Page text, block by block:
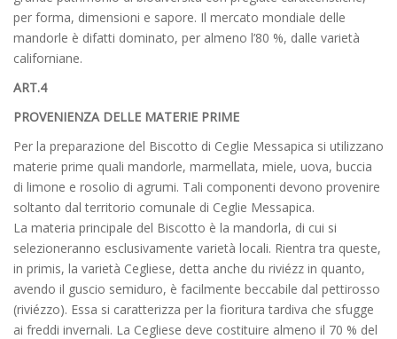
per forma, dimensioni e sapore. Il mercato mondiale delle
mandorle è difatti dominato, per almeno l’80 %, dalle varietà
californiane.
ART.4
PROVENIENZA DELLE MATERIE PRIME
Per la preparazione del Biscotto di Ceglie Messapica si utilizzano
materie prime quali mandorle, marmellata, miele, uova, buccia
di limone e rosolio di agrumi. Tali componenti devono provenire
soltanto dal territorio comunale di Ceglie Messapica.
La materia principale del Biscotto è la mandorla, di cui si
selezioneranno esclusivamente varietà locali. Rientra tra queste,
in primis, la varietà Cegliese, detta anche du riviézz in quanto,
avendo il guscio semiduro, è facilmente beccabile dal pettirosso
(riviézzo). Essa si caratterizza per la fioritura tardiva che sfugge
ai freddi invernali. La Cegliese deve costituire almeno il 70 % del